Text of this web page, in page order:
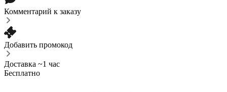
Комментарий к заказу
Добавить промокод
Доставка ~1 час
Бесплатно